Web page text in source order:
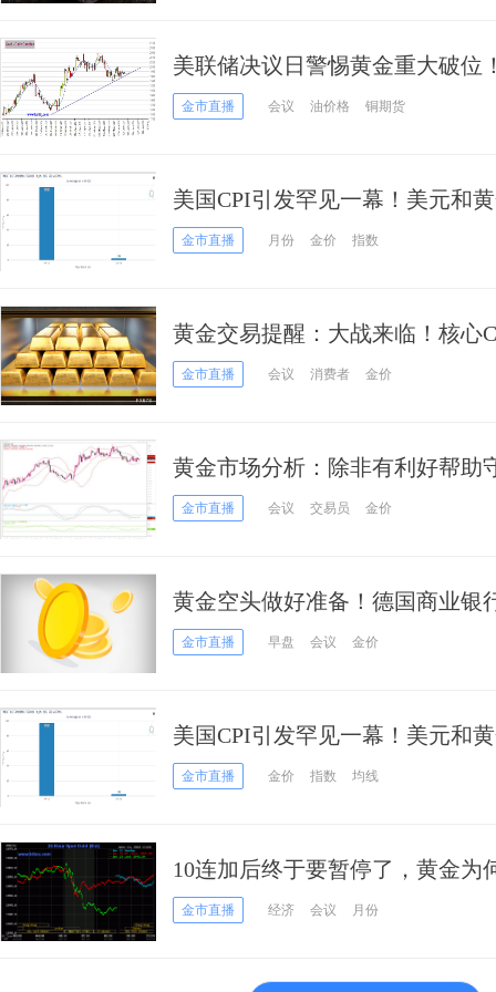
美联储决议日警惕黄金重大破位
油和铜期货最新技术前景分析
金市直播 会议 油价格 铜期货
美国CPI引发罕见一幕！美元和
联储决议恐引发市场更大波动
金市直播 月份 金价 指数
黄金交易提醒：大战来临！核心
派暂停加息”，金价考验100日均
金市直播 会议 消费者 金价
黄金市场分析：除非有利好帮助
则将跌破该支撑水平
金市直播 会议 交易员 金价
黄金空头做好准备！德国商业银
息敞开大门 金价恐再遭抛售
金市直播 早盘 会议 金价
美国CPI引发罕见一幕！美元和
FXStreet首席分析师黄金技术前
金市直播 金价 指数 均线
10连加后终于要暂停了，黄金为
外引发金价大跌近60美元
金市直播 经济 会议 月份